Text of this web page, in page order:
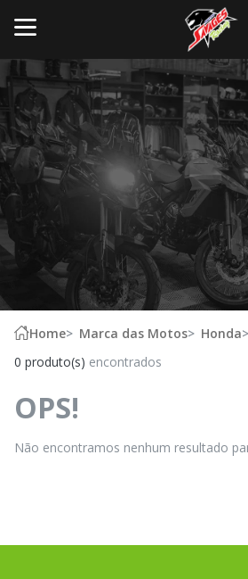
Home Marca das Motos Honda
0 produto(s) encontrados
OPS!
Não encontramos nenhum resultado